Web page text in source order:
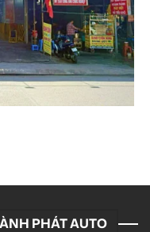
PHÁT AUTO